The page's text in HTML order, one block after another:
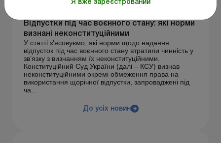
Відпустки під час воєнного стану: які норми
визнані неконституційними
У статті з’ясовуємо, які норми щодо надання
відпусток під час воєнного стану втратили чинність у
зв’язку з визнанням їх неконституційними.
Конституційний Суд України (далі – КСУ) визнав
неконституційними окремі обмеження права на
використання щорічної відпустки, запроваджені під
ча...
До усіх новин
Я вже зареєстрований